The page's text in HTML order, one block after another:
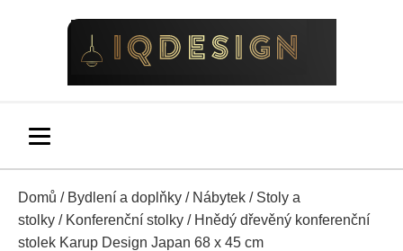
Domů / Bydlení a doplňky / Nábytek / Stoly a
stolky / Konferenční stolky / Hnědý dřevěný konferenční
stolek Karup Design Japan 68 x 45 cm